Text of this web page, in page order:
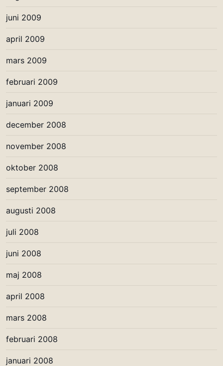
juni 2009
april 2009
mars 2009
februari 2009
januari 2009
december 2008
november 2008
oktober 2008
september 2008
augusti 2008
juli 2008
juni 2008
maj 2008
april 2008
mars 2008
februari 2008
januari 2008